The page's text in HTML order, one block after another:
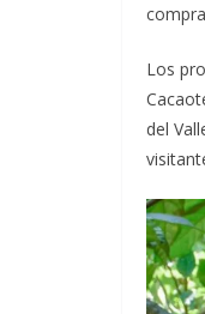
Los
del